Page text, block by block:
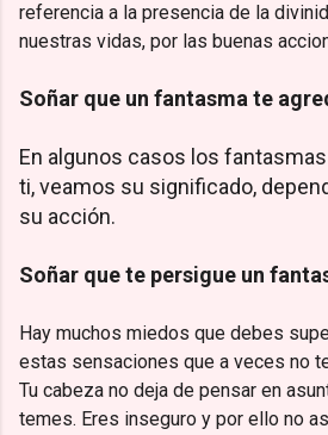
referencia a la presencia de la
nuestras vidas, por las buenas
Soñar que un fantasma te
En algunos casos los
ti, veamos su significado,
su acción.
Soñar que te persigue un
Hay muchos miedos que debes
estas sensaciones que a veces no
Tu cabeza no deja de pensar en
temes. Eres inseguro y por ello no